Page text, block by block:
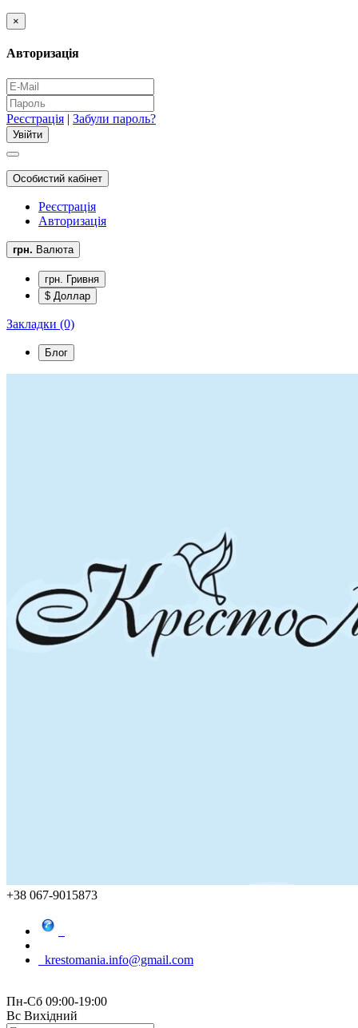
×
Авторизація
Реєстрація | Забули пароль?
Особистий кабінет
Реєстрація
Авторизація
грн. Валюта
грн. Гривня
$ Доллар
Закладки (0)
Блог
+38 067-9015873
krestomania.info@gmail.com
Пн-Сб 09:00-19:00
Вс Вихідний